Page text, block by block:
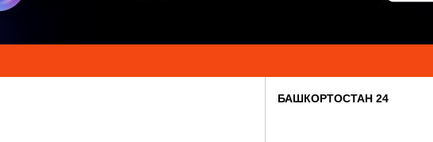
БАШКОРТОСТАН 24